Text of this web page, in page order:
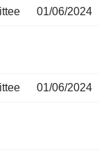
01/06/2024
01/06/2024